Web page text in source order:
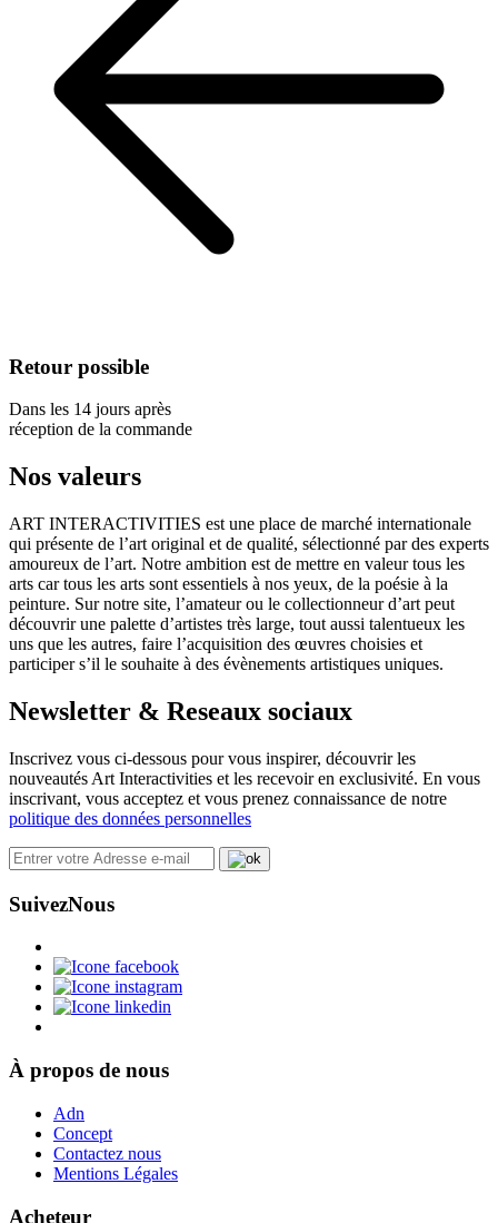
Retour possible
Dans les 14 jours après
réception de la commande
Nos valeurs
ART INTERACTIVITIES est une place de marché internationale
qui présente de l’art original et de qualité, sélectionné par des experts
amoureux de l’art. Notre ambition est de mettre en valeur tous les
arts car tous les arts sont essentiels à nos yeux, de la poésie à la
peinture. Sur notre site, l’amateur ou le collectionneur d’art peut
découvrir une palette d’artistes très large, tout aussi talentueux les
uns que les autres, faire l’acquisition des œuvres choisies et
participer s’il le souhaite à des évènements artistiques uniques.
Newsletter & Reseaux sociaux
Inscrivez vous ci-dessous pour vous inspirer, découvrir les
nouveautés Art Interactivities et les recevoir en exclusivité. En vous
inscrivant, vous acceptez et vous prenez connaissance de notre
politique des données personnelles
SuivezNous
À propos de nous
Adn
Concept
Contactez nous
Mentions Légales
Acheteur